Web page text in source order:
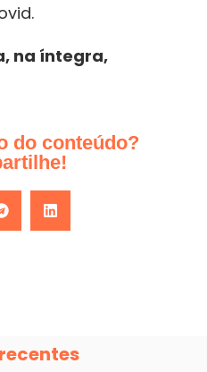
na íntegra,
do conteúdo?